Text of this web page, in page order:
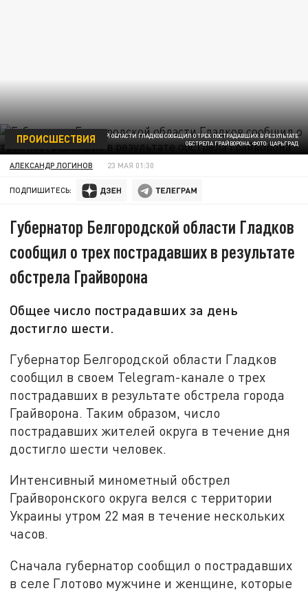
ГУБЕРНАТОР БЕЛГОРОДСКОЙ ОБЛАСТИ ГЛАДКОВ СООБЩИЛ О ТРЕХ ПОСТРАДАВШИХ В РЕЗУЛЬТАТЕ
ОБСТРЕЛА ГРАЙВОРОНА. ФОТО: ЦАРЬГРАД
ПРОИСШЕСТВИЯ
АЛЕКСАНДР ЛОГИНОВ 23 МАЯ 01:30
ПОДПИШИТЕСЬ:
Губернатор Белгородской области Гладков
сообщил о трех пострадавших в результате
обстрела Грайворона
Общее число пострадавших за день
достигло шести.
Губернатор Белгородской области Гладков
сообщил в своем Telegram-канале о трех
пострадавших в результате обстрела города
Грайворона. Таким образом, число
пострадавших жителей округа в течение дня
достигло шести человек.
Интенсивный минометный обстрел
Грайворонского округа велся с территории
Украины утром 22 мая в течение нескольких
часов.
Сначала губернатор сообщил о пострадавших
в селе Глотово мужчине и женщине, которые